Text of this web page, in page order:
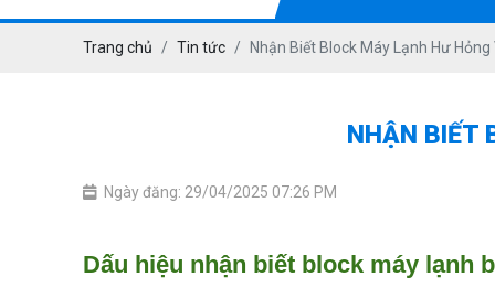
Trang chủ Tin tức Nhận Biết Block Máy Lạnh Hư
NHẬN BIẾT
Ngày đăng: 29/04/2025 07:26 PM
Dấu hiệu nhận biết block máy lạnh